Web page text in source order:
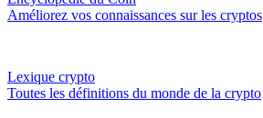
Améliorez vos connaissances sur les cryptos
Lexique crypto
Toutes les définitions du monde de la crypto